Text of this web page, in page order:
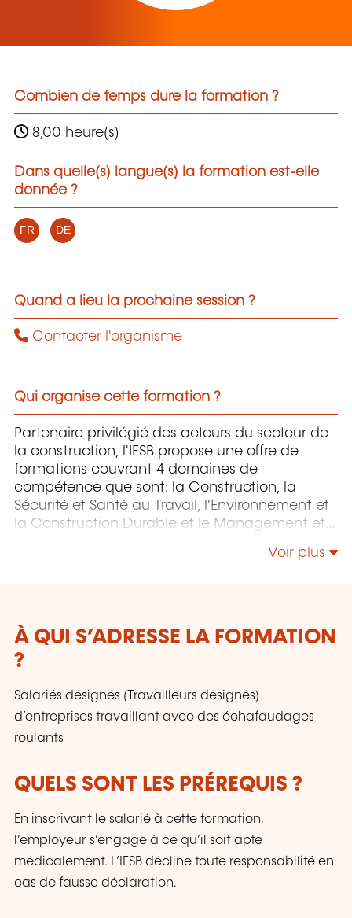
Combien de temps dure la formation ?
8,00 heure(s)
Dans quelle(s) langue(s) la formation est-elle
donnée ?
FR DE
Quand a lieu la prochaine session ?
Contacter l'organisme
Qui organise cette formation ?
Partenaire privilégié des acteurs du secteur de
la construction, l'IFSB propose une offre de
formations couvrant 4 domaines de
compétence que sont: la Construction, la
Sécurité et Santé au Travail, l'Environnement et
la Construction Durable et le Management et
Voir plus
À QUI S’ADRESSE LA FORMATION
?
Salariés désignés (Travailleurs désignés)
d’entreprises travaillant avec des échafaudages
roulants
QUELS SONT LES PRÉREQUIS ?
En inscrivant le salarié à cette formation,
l’employeur s’engage à ce qu’il soit apte
médicalement. L’IFSB décline toute responsabilité en
cas de fausse déclaration.